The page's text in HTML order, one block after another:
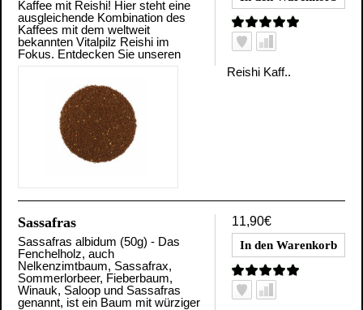
Kaffee mit Reishi! Hier steht eine
ausgleichende Kombination des
Kaffees mit dem weltweit
bekannten Vitalpilz Reishi im
Fokus. Entdecken Sie unseren
Reishi Kaff..
11,90€
Sassafras
Sassafras albidum (50g) - Das
Fenchelholz, auch
Nelkenzimtbaum, Sassafrax,
Sommerlorbeer, Fieberbaum,
Winauk, Saloop und Sassafras
genannt, ist ein Baum mit würziger